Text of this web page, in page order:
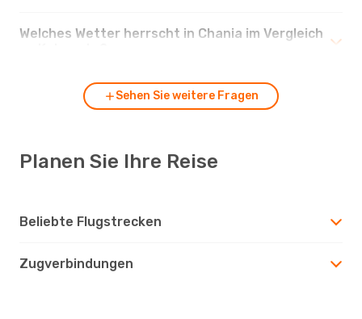
Welches Wetter herrscht in Chania im Vergleich
Sehen Sie weitere Fragen
Planen Sie Ihre Reise
Beliebte Flugstrecken
Zugverbindungen